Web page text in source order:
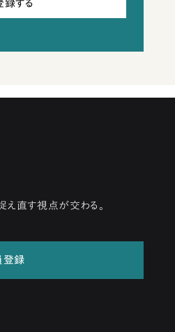
録する
え直す視点が交わる。
登録